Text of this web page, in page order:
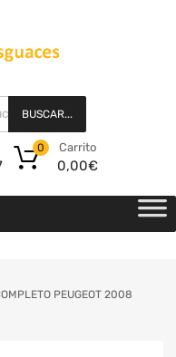
BUSCAR...
Carrito
0,00€
0
PEUGEOT 2008